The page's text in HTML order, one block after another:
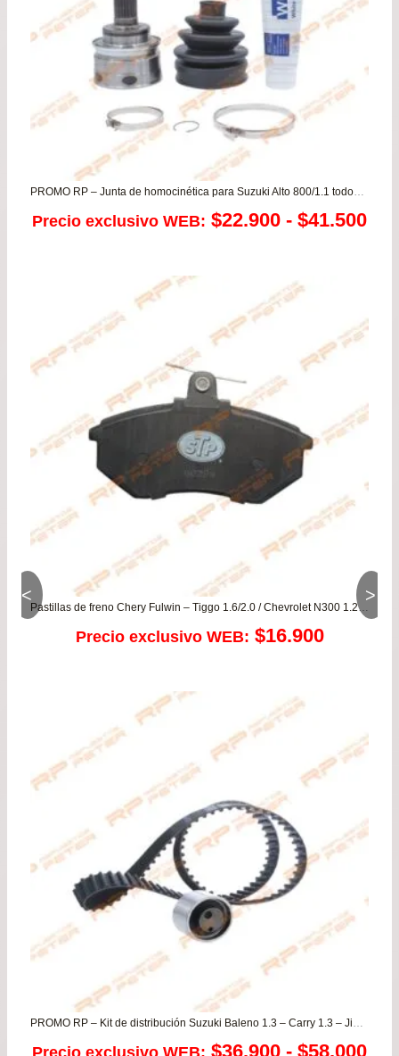
PROMO RP – Junta de homocinética para Suzuki Alto 800/1.1 todos F8D y F10D
Precio exclusivo WEB: $22.900 - $41.500
Pastillas de freno Chery Fulwin – Tiggo 1.6/2.0 / Chevrolet N300 1.2 – N400
Precio exclusivo WEB: $16.900
PROMO RP – Kit de distribución Suzuki Baleno 1.3 – Carry 1.3 – Jimny – Mastervan / Changan Benni / DFSK Cargo Van 1.3
Precio exclusivo WEB: $36.900 - $58.000
< >